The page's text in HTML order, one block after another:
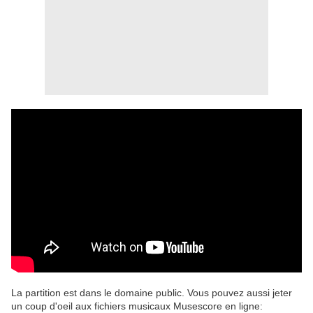
La partition est dans le domaine public. Vous pouvez aussi jeter
un coup d'oeil aux fichiers musicaux Musescore en ligne: